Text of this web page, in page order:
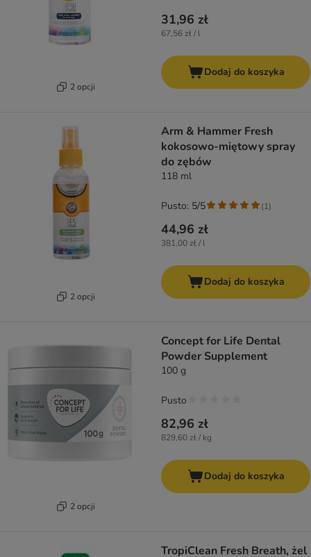
2 opcji
31,96 zł
67,56 zł / l
Dodaj do koszyka
2 opcji
Arm & Hammer Fresh
kokosowo-miętowy spray
do zębów
118 ml
44,96 zł
381,00 zł / l
Pusto: 5/5 (1)
Dodaj do koszyka
2 opcji
Concept for Life Dental
Powder Supplement
100 g
82,96 zł
829,60 zł / kg
Pusto
Dodaj do koszyka
TropiClean Fresh Breath, żel